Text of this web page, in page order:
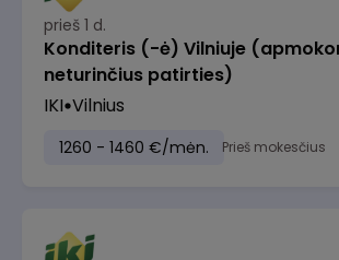
prieš 1 d.
Konditeris (-ė) Vilniuje
neturinčius patirties)
IKI Vilnius
1260 - 1460 €/mėn. Prieš mokesčius